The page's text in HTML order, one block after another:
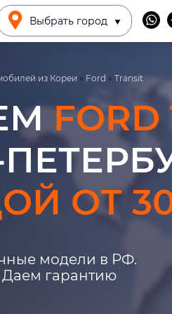
Выбрать город
из Кореи » Ford » Transit
ОТ
модели в РФ.
Даем гарантию